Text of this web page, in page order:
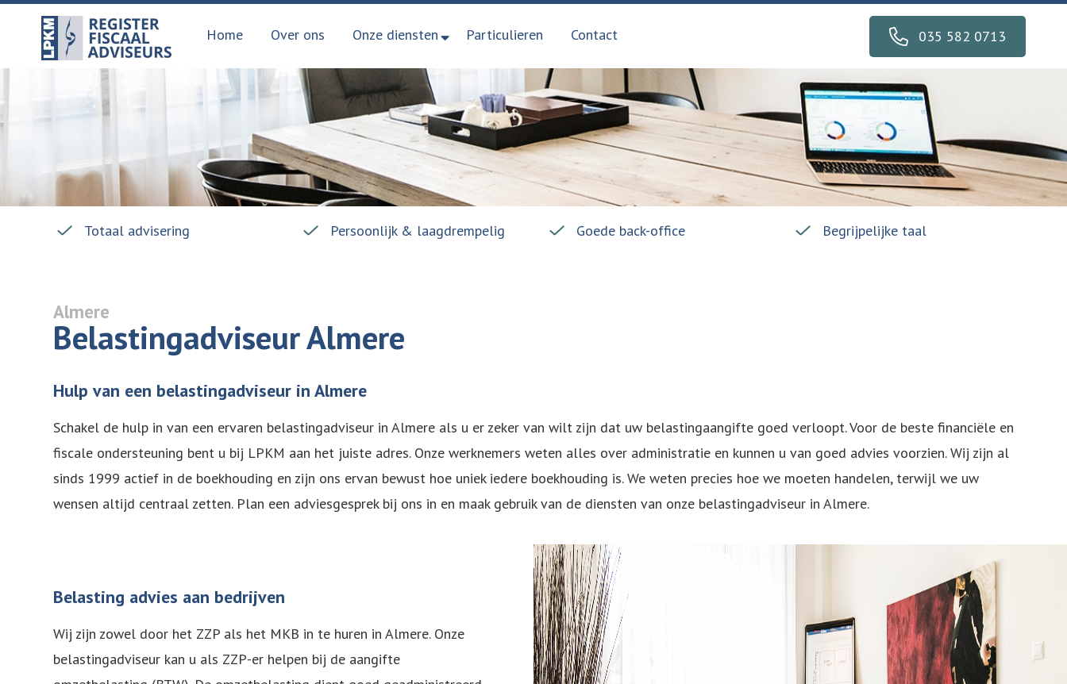
Home Over ons Onze diensten Particulieren Contact 035 582 0713
Totaal advisering Persoonlijk & laagdrempelig Goede back-office Begrijpelijke taal
Almere
Belastingadviseur Almere
Hulp van een belastingadviseur in Almere
Schakel de hulp in van een ervaren belastingadviseur in Almere als u er zeker van wilt zijn dat uw belastingaangifte goed verloopt. Voor de beste financiële en
fiscale ondersteuning bent u bij LPKM aan het juiste adres. Onze werknemers weten alles over administratie en kunnen u van goed advies voorzien. Wij zijn al
sinds 1999 actief in de boekhouding en zijn ons ervan bewust hoe uniek iedere boekhouding is. We weten precies hoe we moeten handelen, terwijl we uw
wensen altijd centraal zetten. Plan een adviesgesprek bij ons in en maak gebruik van de diensten van onze belastingadviseur in Almere.
Belasting advies aan bedrijven
Wij zijn zowel door het ZZP als het MKB in te huren in Almere. Onze
belastingadviseur kan u als ZZP-er helpen bij de aangifte